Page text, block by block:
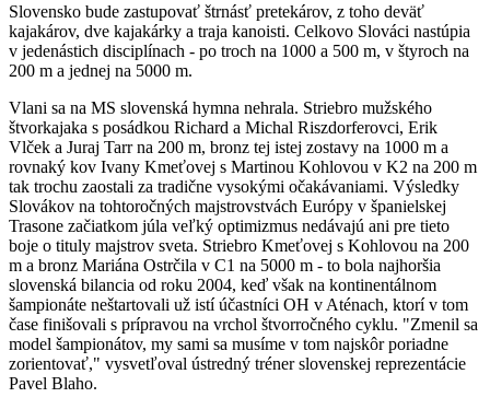
Slovensko bude zastupovať štrnásť pretekárov, z toho deväť
kajakárov, dve kajakárky a traja kanoisti. Celkovo Slováci nastúpia
v jedenástich disciplínach - po troch na 1000 a 500 m, v štyroch na
200 m a jednej na 5000 m.
Vlani sa na MS slovenská hymna nehrala. Striebro mužského
štvorkajaka s posádkou Richard a Michal Riszdorferovci, Erik
Vlček a Juraj Tarr na 200 m, bronz tej istej zostavy na 1000 m a
rovnaký kov Ivany Kmeťovej s Martinou Kohlovou v K2 na 200 m
tak trochu zaostali za tradične vysokými očakávaniami. Výsledky
Slovákov na tohtoročných majstrovstvách Európy v španielskej
Trasone začiatkom júla veľký optimizmus nedávajú ani pre tieto
boje o tituly majstrov sveta. Striebro Kmeťovej s Kohlovou na 200
m a bronz Mariána Ostrčila v C1 na 5000 m - to bola najhoršia
slovenská bilancia od roku 2004, keď však na kontinentálnom
šampionáte neštartovali už istí účastníci OH v Aténach, ktorí v tom
čase finišovali s prípravou na vrchol štvorročného cyklu. "Zmenil sa
model šampionátov, my sami sa musíme v tom najskôr poriadne
zorientovať," vysvetľoval ústredný tréner slovenskej reprezentácie
Pavel Blaho.